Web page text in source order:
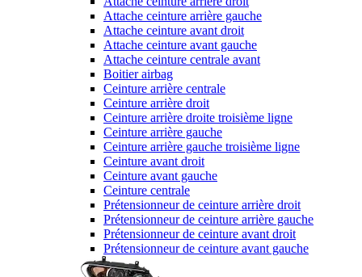
Attache ceinture arrière gauche
Attache ceinture avant droit
Attache ceinture avant gauche
Attache ceinture centrale avant
Boitier airbag
Ceinture arrière centrale
Ceinture arrière droit
Ceinture arrière droite troisième ligne
Ceinture arrière gauche
Ceinture arrière gauche troisième ligne
Ceinture avant droit
Ceinture avant gauche
Ceinture centrale
Prétensionneur de ceinture arrière droit
Prétensionneur de ceinture arrière gauche
Prétensionneur de ceinture avant droit
Prétensionneur de ceinture avant gauche